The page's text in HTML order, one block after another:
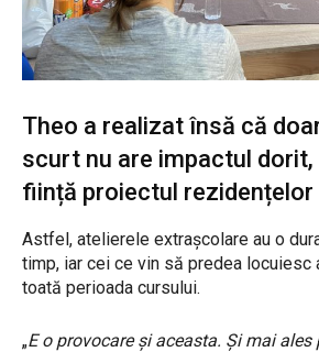
Theo a realizat însă că
scurt nu are impactul dorit,
ființă proiectul rezidențelor
Astfel, atelierele extrașcolare au o
timp, iar cei ce vin să predea locuiesc
toată perioada cursului.
„E o provocare și aceasta. Și mai ales